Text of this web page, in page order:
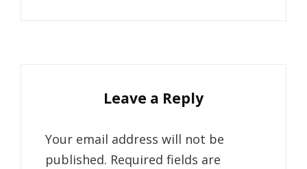
Leave a Reply
Your email address will not be
published. Required fields are